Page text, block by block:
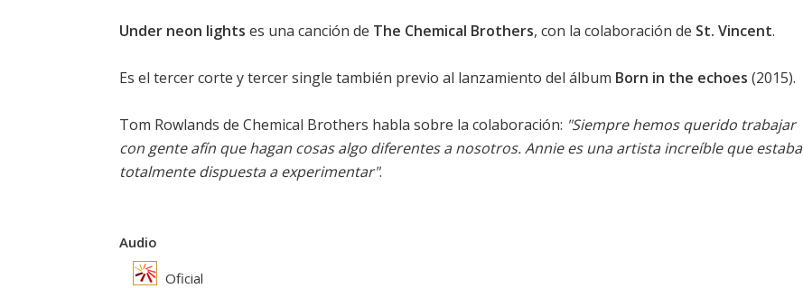
Under neon lights es una canción de The Chemical Brothers, con la colaboración de St. Vincent.
Es el tercer corte y tercer single también previo al lanzamiento del álbum Born in the echoes (2015).
Tom Rowlands de Chemical Brothers habla sobre la colaboración: "Siempre hemos querido trabajar
con gente afín que hagan cosas algo diferentes a nosotros. Annie es una artista increíble que estaba
totalmente dispuesta a experimentar".
Audio
Oficial